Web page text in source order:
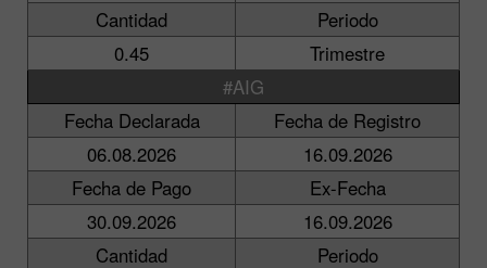
Cantidad
Periodo
0.45
Trimestre
#AIG
Fecha Declarada
Fecha de Registro
06.08.2026
16.09.2026
Fecha de Pago
Ex-Fecha
30.09.2026
16.09.2026
Cantidad
Periodo